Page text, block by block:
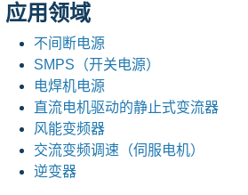
应用领域
不间断电源
SMPS（开关电源）
电焊机电源
直流电机驱动的静止式变流器
风能变频器
交流变频调速（伺服电机）
逆变器